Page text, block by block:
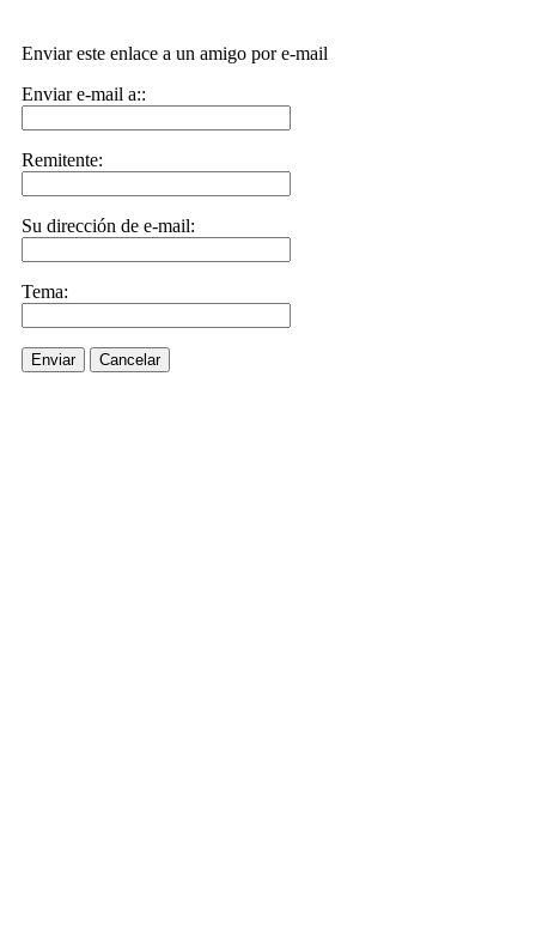
Enviar este enlace a un amigo por e-mail
Enviar e-mail a::
Remitente:
Su dirección de e-mail:
Tema:
Enviar Cancelar